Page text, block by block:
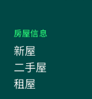
房屋信息
新屋
二手屋
租屋